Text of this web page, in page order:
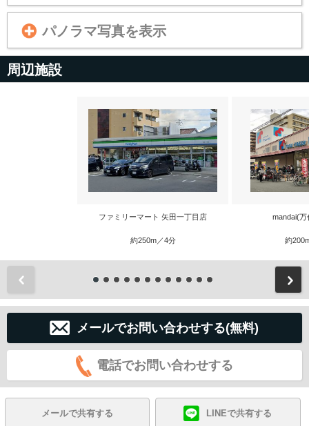
パノラマ写真を表示
周辺施設
ファミリーマート 矢田一丁目店
約250m／4分
mandai(
約
メールでお問い合わせする(無料)
電話でお問い合わせする
メールで共有する LINEで共有する